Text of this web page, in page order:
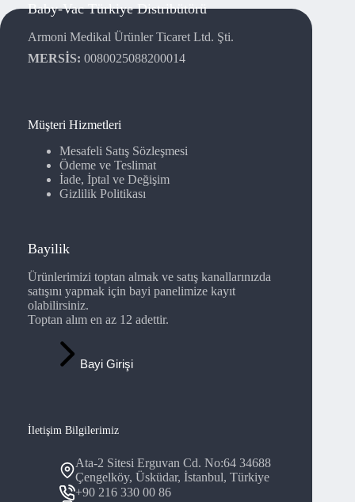
Baby-Vac Türkiye Distribütörü
Armoni Medikal Ürünler Ticaret Ltd. Şti.
MERSİS: 0080025088200014
Müşteri Hizmetleri
Mesafeli Satış Sözleşmesi
Ödeme ve Teslimat
İade, İptal ve Değişim
Gizlilik Politikası
Bayilik
Ürünlerimizi toptan almak ve satış kanallarınızda
satışını yapmak için bayi panelimize kayıt
olabilirsiniz.
Toptan alım en az 12 adettir.
Bayi Girişi
İletişim Bilgilerimiz
Ata-2 Sitesi Erguvan Cd. No:64 34688
Çengelköy, Üsküdar, İstanbul, Türkiye
+90 216 330 00 86